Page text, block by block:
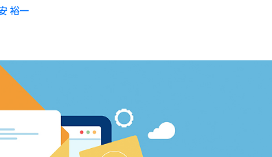
裕一